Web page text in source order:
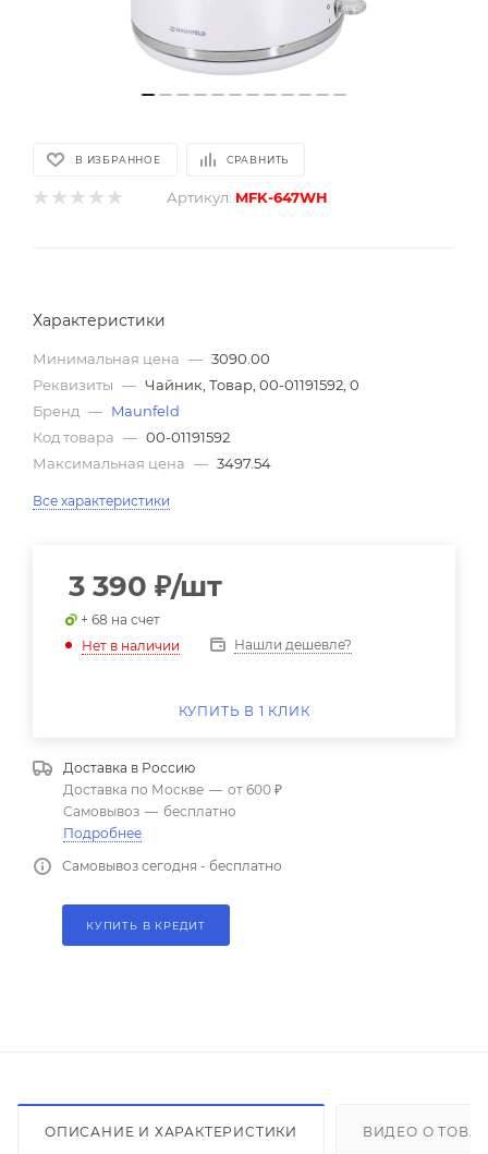
В ИЗБРАННОЕ СРАВНИТЬ
Артикул: MFK-647WH
Характеристики
Минимальная цена — 3090.00
Реквизиты — Чайник, Товар, 00-01191592, 0
Бренд — Maunfeld
Код товара — 00-01191592
Максимальная цена — 3497.54
Все характеристики
3 390 ₽/шт
+ 68 на счет
Нет в наличии
Нашли дешевле?
КУПИТЬ В 1 КЛИК
Доставка в Россию
Доставка по Москве — от 600 ₽
Самовывоз — бесплатно
Подробнее
Самовывоз сегодня - бесплатно
КУПИТЬ В КРЕДИТ
ОПИСАНИЕ И ХАРАКТЕРИСТИКИ ВИДЕО О